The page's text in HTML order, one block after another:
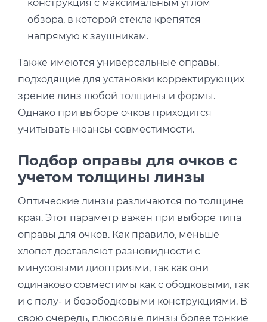
конструкция с максимальным углом
обзора, в которой стекла крепятся
напрямую к заушникам.
Также имеются универсальные оправы,
подходящие для установки корректирующих
зрение линз любой толщины и формы.
Однако при выборе очков приходится
учитывать нюансы совместимости.
Подбор оправы для очков с
учетом толщины линзы
Оптические линзы различаются по толщине
края. Этот параметр важен при выборе типа
оправы для очков. Как правило, меньше
хлопот доставляют разновидности с
минусовыми диоптриями, так как они
одинаково совместимы как с ободковыми, так
и с полу- и безободковыми конструкциями. В
свою очередь, плюсовые линзы более тонкие